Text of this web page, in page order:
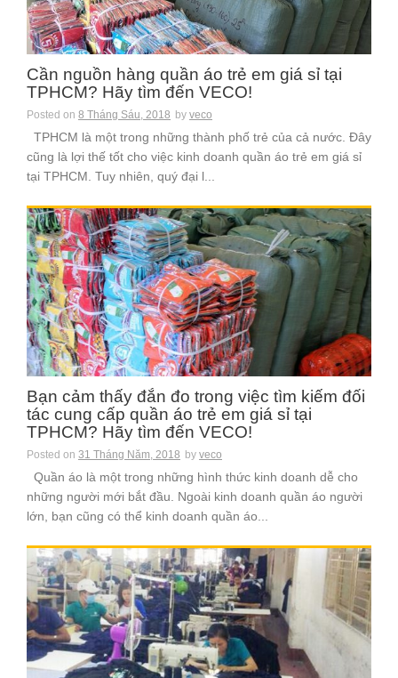
Cần nguồn hàng quần áo trẻ em giá sỉ tại
TPHCM? Hãy tìm đến VECO!
Posted on 8 Tháng Sáu, 2018 by veco
TPHCM là một trong những thành phố trẻ của cả nước. Đây
cũng là lợi thế tốt cho việc kinh doanh quần áo trẻ em giá sỉ
tại TPHCM. Tuy nhiên, quý đại l...
Bạn cảm thấy đắn đo trong việc tìm kiếm đối
tác cung cấp quần áo trẻ em giá sỉ tại
TPHCM? Hãy tìm đến VECO!
Posted on 31 Tháng Năm, 2018 by veco
Quần áo là một trong những hình thức kinh doanh dễ cho
những người mới bắt đầu. Ngoài kinh doanh quần áo người
lớn, bạn cũng có thể kinh doanh quần áo...